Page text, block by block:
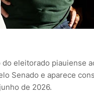
eleitorado piauiense
Senado e aparece
de 2026.